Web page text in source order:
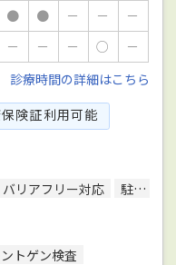
● ● － －
－
－ － － ○
－
診療時間の詳細はこちら
険証利用可能
バリアフリー対応
駐車場あり
ントゲン検査